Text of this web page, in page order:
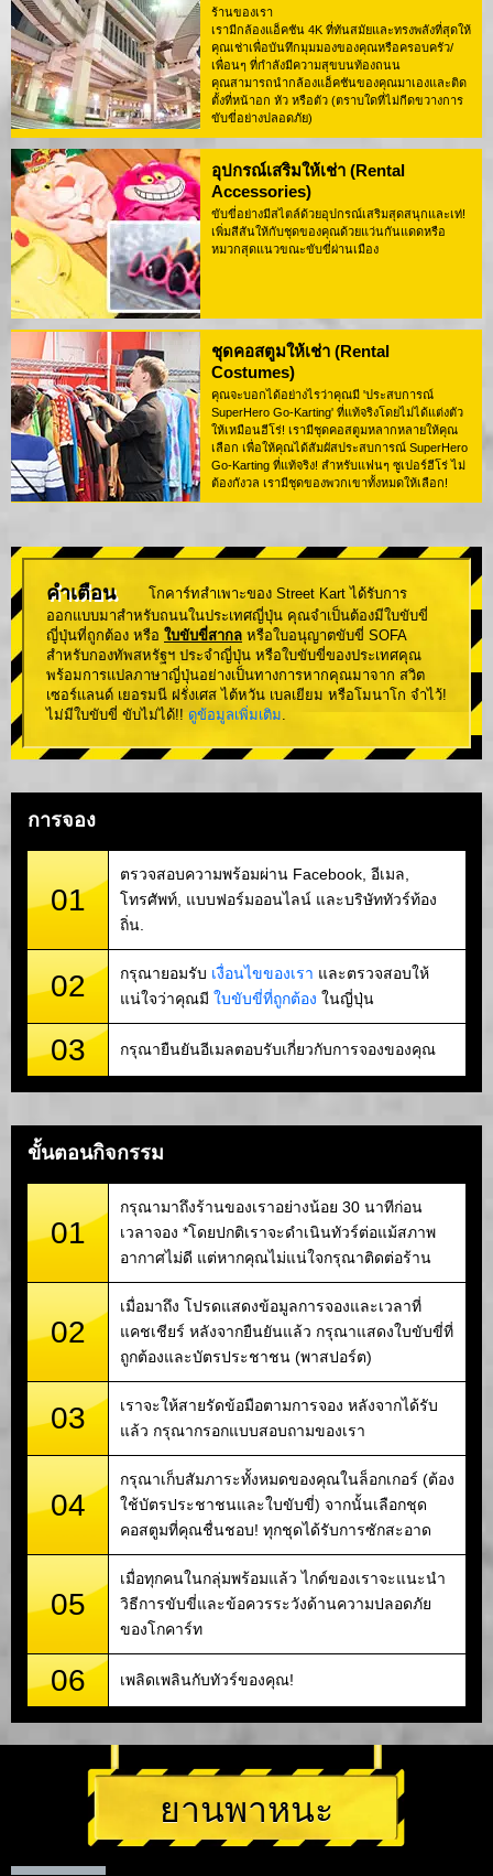
ร้านของเรา
เรามีกล้องแอ็คชัน 4K ที่ทันสมัยและทรงพลังที่สุดให้
คุณเช่าเพื่อบันทึกมุมมองของคุณหรือครอบครัว/
เพื่อนๆ ที่กำลังมีความสุขบนท้องถนน
คุณสามารถนำกล้องแอ็คชันของคุณมาเองและติด
ตั้งที่หน้าอก หัว หรือตัว (ตราบใดที่ไม่กีดขวางการ
ขับขี่อย่างปลอดภัย)
อุปกรณ์เสริมให้เช่า (Rental
Accessories)
ขับขี่อย่างมีสไตล์ด้วยอุปกรณ์เสริมสุดสนุกและเท่!
เพิ่มสีสันให้กับชุดของคุณด้วยแว่นกันแดดหรือ
หมวกสุดแนวขณะขับขี่ผ่านเมือง
ชุดคอสตูมให้เช่า (Rental
Costumes)
คุณจะบอกได้อย่างไรว่าคุณมี 'ประสบการณ์
SuperHero Go-Karting' ที่แท้จริงโดยไม่ได้แต่งตัว
ให้เหมือนฮีโร่! เรามีชุดคอสตูมหลากหลายให้คุณ
เลือก เพื่อให้คุณได้สัมผัสประสบการณ์ SuperHero
Go-Karting ที่แท้จริง! สำหรับแฟนๆ ซูเปอร์ฮีโร่ ไม่
ต้องกังวล เรามีชุดของพวกเขาทั้งหมดให้เลือก!
คำเตือน
โกคาร์ทสำเพาะของ Street Kart ได้รับการ
ออกแบบมาสำหรับถนนในประเทศญี่ปุ่น คุณจำเป็นต้องมีใบขับขี่
ญี่ปุ่นที่ถูกต้อง หรือ ใบขับขี่สากล หรือใบอนุญาตขับขี่ SOFA
สำหรับกองทัพสหรัฐฯ ประจำญี่ปุ่น หรือใบขับขี่ของประเทศคุณ
พร้อมการแปลภาษาญี่ปุ่นอย่างเป็นทางการหากคุณมาจาก สวิต
เซอร์แลนด์ เยอรมนี ฝรั่งเศส ไต้หวัน เบลเยียม หรือโมนาโก จำไว้!
ไม่มีใบขับขี่ ขับไม่ได้!! ดูข้อมูลเพิ่มเติม.
การจอง
01
ตรวจสอบความพร้อมผ่าน Facebook, อีเมล,
โทรศัพท์, แบบฟอร์มออนไลน์ และบริษัททัวร์ท้อง
ถิ่น.
02 กรุณายอมรับ เงื่อนไขของเรา และตรวจสอบให้
แน่ใจว่าคุณมี ใบขับขี่ที่ถูกต้อง ในญี่ปุ่น
03 กรุณายืนยันอีเมลตอบรับเกี่ยวกับการจองของคุณ
ขั้นตอนกิจกรรม
01
กรุณามาถึงร้านของเราอย่างน้อย 30 นาทีก่อน
เวลาจอง *โดยปกติเราจะดำเนินทัวร์ต่อแม้สภาพ
อากาศไม่ดี แต่หากคุณไม่แน่ใจกรุณาติดต่อร้าน
02
เมื่อมาถึง โปรดแสดงข้อมูลการจองและเวลาที่
แคชเชียร์ หลังจากยืนยันแล้ว กรุณาแสดงใบขับขี่ที่
ถูกต้องและบัตรประชาชน (พาสปอร์ต)
03
เราจะให้สายรัดข้อมือตามการจอง หลังจากได้รับ
แล้ว กรุณากรอกแบบสอบถามของเรา
04
กรุณาเก็บสัมภาระทั้งหมดของคุณในล็อกเกอร์ (ต้อง
ใช้บัตรประชาชนและใบขับขี่) จากนั้นเลือกชุด
คอสตูมที่คุณชื่นชอบ! ทุกชุดได้รับการซักสะอาด
05
เมื่อทุกคนในกลุ่มพร้อมแล้ว ไกด์ของเราจะแนะนำ
วิธีการขับขี่และข้อควรระวังด้านความปลอดภัย
ของโกคาร์ท
06 เพลิดเพลินกับทัวร์ของคุณ!
ยานพาหนะ